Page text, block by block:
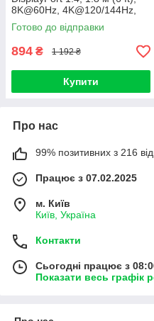
8K@60Hz, 4K@120/144Hz,
32.4Gbps, Thunderbolt 3
сумісний
Готово до відправки
894 ₴ 1 192 ₴
Купити
Про нас
99% позитивних з 216
Працює з 07.02.2025
м. Київ
Київ, Україна
Контакти
Сьогодні працює з
Показати весь графік